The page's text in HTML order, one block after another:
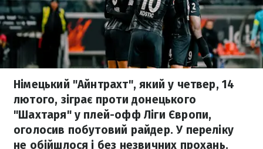
Німецький "Айнтрахт", який у четвер, 14
лютого, зіграє проти донецького
"Шахтаря" у плей-офф Ліги Європи,
оголосив побутовий райдер. У переліку
не обійшлося і без незвичних прохань.